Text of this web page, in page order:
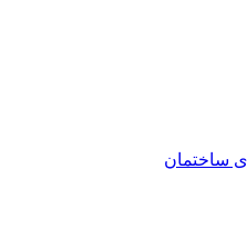
ساختمان